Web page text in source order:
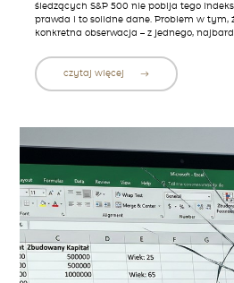
śledzących S&P 500 nie pobija tego
prawda i to solidne dane. Problem w tym,
konkretna obserwacja – z jednego,
czytaj więcej